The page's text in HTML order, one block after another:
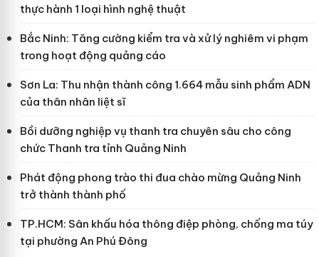
thực hành 1 loại hình nghệ thuật
Bắc Ninh: Tăng cường kiểm tra và xử lý nghiêm vi phạm
trong hoạt động quảng cáo
Sơn La: Thu nhận thành công 1.664 mẫu sinh phẩm ADN
của thân nhân liệt sĩ
Bồi dưỡng nghiệp vụ thanh tra chuyên sâu cho công
chức Thanh tra tỉnh Quảng Ninh
Phát động phong trào thi đua chào mừng Quảng Ninh
trở thành thành phố
TP.HCM: Sân khấu hóa thông điệp phòng, chống ma túy
tại phường An Phú Đông